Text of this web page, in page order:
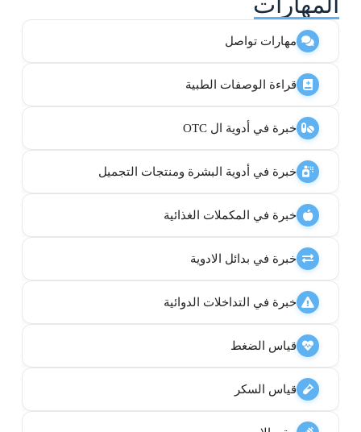
مهارات تواصل
قراءة الوصفات الطبية
خبرة في أدوية ال OTC
خبرة في أدوية البشرة ومنتجات التجميل
خبرة في المكملات الغذائية
خبرة في بدائل الادوية
خبرة في التداخلات الدوائية
قياس الضغط
قياس السكر